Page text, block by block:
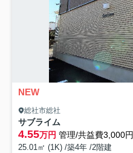
NEW
総社市総社
サブライム
4.55万円 管理/共益費3,000円
25.01㎡ (1K) /築4年 /2階建